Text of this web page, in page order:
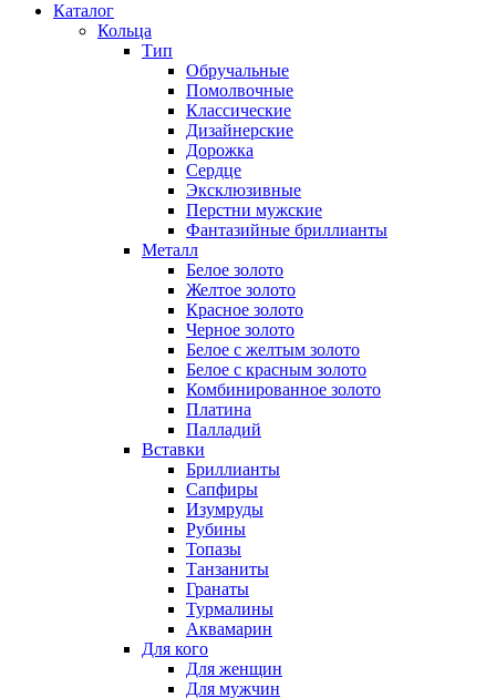
Каталог
Кольца
Тип
Обручальные
Помолвочные
Классические
Дизайнерские
Дорожка
Сердце
Эксклюзивные
Перстни мужские
Фантазийные бриллианты
Металл
Белое золото
Желтое золото
Красное золото
Черное золото
Белое с желтым золото
Белое с красным золото
Комбинированное золото
Платина
Палладий
Вставки
Бриллианты
Сапфиры
Изумруды
Рубины
Топазы
Танзаниты
Гранаты
Турмалины
Аквамарин
Для кого
Для женщин
Для мужчин